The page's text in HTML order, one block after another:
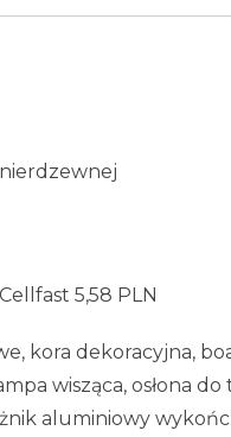
5,58 PLN
kora dekoracyjna,
wisząca, osłona
aluminiowy